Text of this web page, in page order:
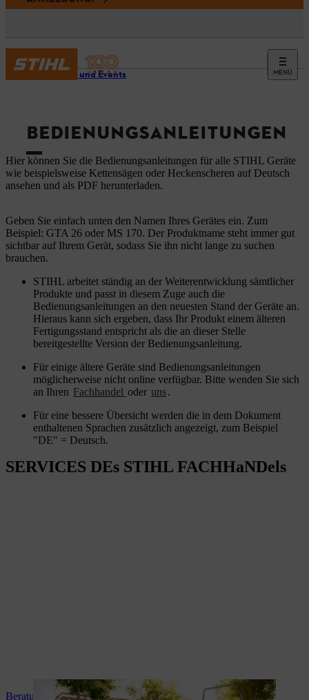
MENÜ
Service und Events
BEDIENUNGSANLEITUNGEN
Hier können Sie die Bedienungsanleitungen für alle STIHL Geräte
wie beispielsweise Kettensägen oder Heckenscheren auf Deutsch
ansehen und als PDF herunterladen.
Geben Sie einfach unten den Namen Ihres Gerätes ein. Zum
Beispiel: GTA 26 oder MS 170. Der Produktname steht immer gut
sichtbar auf Ihrem Gerät, sodass Sie ihn nicht lange zu suchen
brauchen.
STIHL arbeitet ständig an der Weiterentwicklung sämtlicher
Produkte und passt in diesem Zuge auch die
Bedienungsanleitungen an den neuesten Stand der Geräte an.
Hieraus kann sich ergeben, dass Ihr Produkt einem älteren
Fertigungsstand entspricht als die an dieser Stelle
bereitgestellte Version der Bedienungsanleitung.
Für einige ältere Geräte sind Bedienungsanleitungen
möglicherweise nicht online verfügbar. Bitte wenden Sie sich
an Ihren Fachhandel oder uns.
Für eine bessere Übersicht werden die in dem Dokument
enthaltenen Sprachen zusätzlich angezeigt, zum Beispiel
"DE" = Deutsch.
SERVICES DEs STIHL FACHHaNDels
Beratung und Produkteinweisung